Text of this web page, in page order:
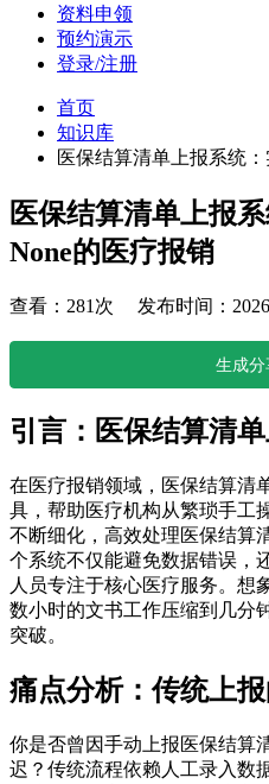
资料申领
预约演示
登录/注册
首页
知识库
医保结算清单上报系统
医保结算清单上报
None的医疗报销
查看：281次 发布时间：
生成分
引言：医保结算清
在医疗报销领域，医保结算清
具，帮助医疗机构从繁琐手工
不断细化，高效处理医保结算
个系统不仅能避免数据错误，
人员专注于核心医疗服务。想
数小时的文书工作压缩到几分
突破。
痛点分析：传统上
你是否曾因手动上报医保结算
迟？传统流程依赖人工录入数